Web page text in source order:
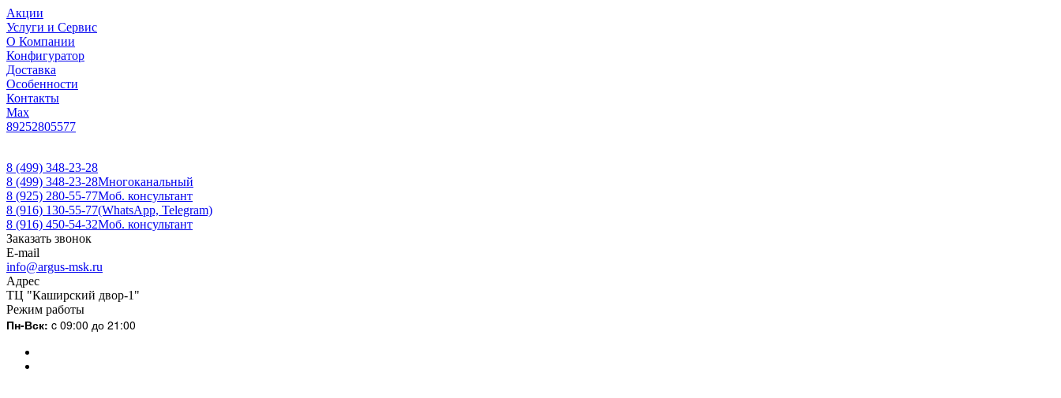
Акции
Услуги и Сервис
О Компании
Конфигуратор
Доставка
Особенности
Контакты
Max
89252805577
8 (499) 348-23-28
8 (499) 348-23-28Многоканальный
8 (925) 280-55-77Моб. консультант
8 (916) 130-55-77(WhatsApp, Telegram)
8 (916) 450-54-32Моб. консультант
Заказать звонок
E-mail
info@argus-msk.ru
Адрес
ТЦ "Каширский двор-1"
Режим работы
Пн-Вск: c 09:00 до 21:00